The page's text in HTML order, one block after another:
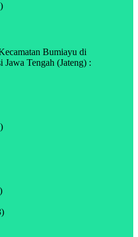
Bumiayu di
Tengah (Jateng) :